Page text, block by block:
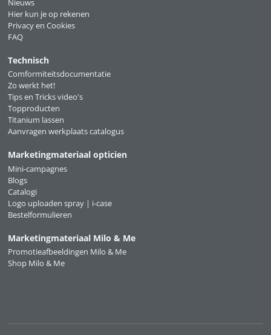
Nieuws
Hier kun je op rekenen
Privacy en Cookies
FAQ
Technisch
Comformiteitsdocumentatie
Zo werkt het!
Tips en Tricks video's
Topproducten
Titanium lassen
Aanvragen werkplaats catalogus
Marketingmateriaal opticien
Mini-campagnes
Blogs
Catalogi
Logo uploaden spray | i-case
Bestelformulieren
Marketingmateriaal Milo & Me
Promotieafbeeldingen Milo & Me
Shop Milo & Me